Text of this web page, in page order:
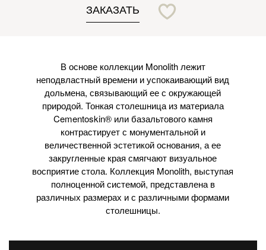
ЗАКАЗАТЬ
В основе коллекции Monolith лежит
неподвластный времени и успокаивающий вид
дольмена, связывающий ее с окружающей
природой. Тонкая столешница из материала
Cementoskin® или базальтового камня
контрастирует с монументальной и
величественной эстетикой основания, а ее
закругленные края смягчают визуальное
восприятие стола. Коллекция Monolith, выступая
полноценной системой, представлена в
различных размерах и с различными формами
столешницы.